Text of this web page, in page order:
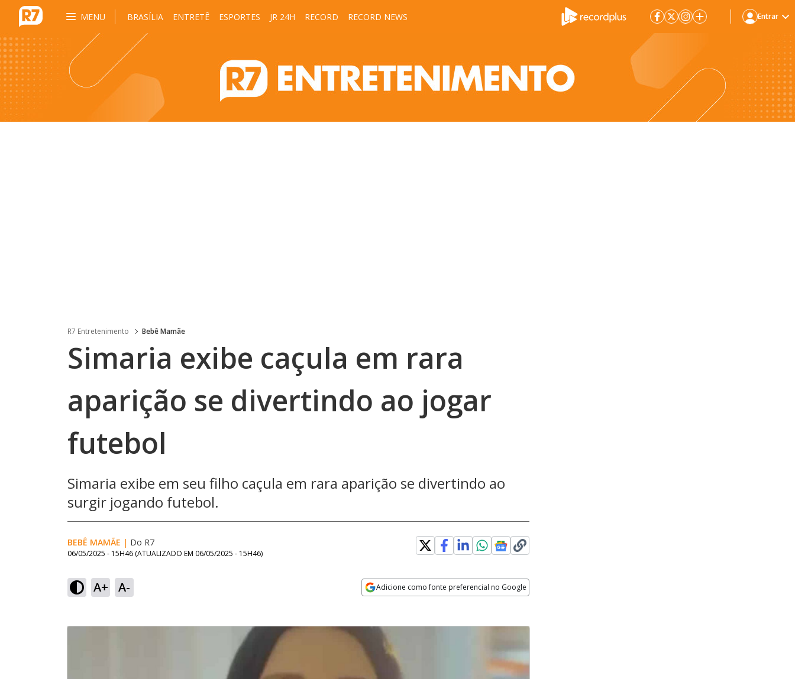
MENU BRASÍLIA ENTRETÊ ESPORTES JR 24H RECORD RECORD NEWS Entrar
R7 Entretenimento Bebê Mamãe
Simaria exibe caçula em rara
aparição se divertindo ao jogar
futebol
Simaria exibe em seu filho caçula em rara aparição se divertindo ao
surgir jogando futebol.
BEBÊ MAMÃE | Do R7
06/05/2025 - 15H46 (ATUALIZADO EM 06/05/2025 - 15H46)
A+ A- Adicione como fonte preferencial no Google